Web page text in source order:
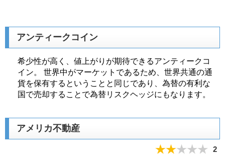
アンティークコイン
希少性が高く、値上がりが期待できるアンティークコ
イン。 世界中がマーケットであるため、世界共通の通
貨を保有するということと同じであり、為替の有利な
国で売却することで為替リスクヘッジにもなります。
アメリカ不動産
2